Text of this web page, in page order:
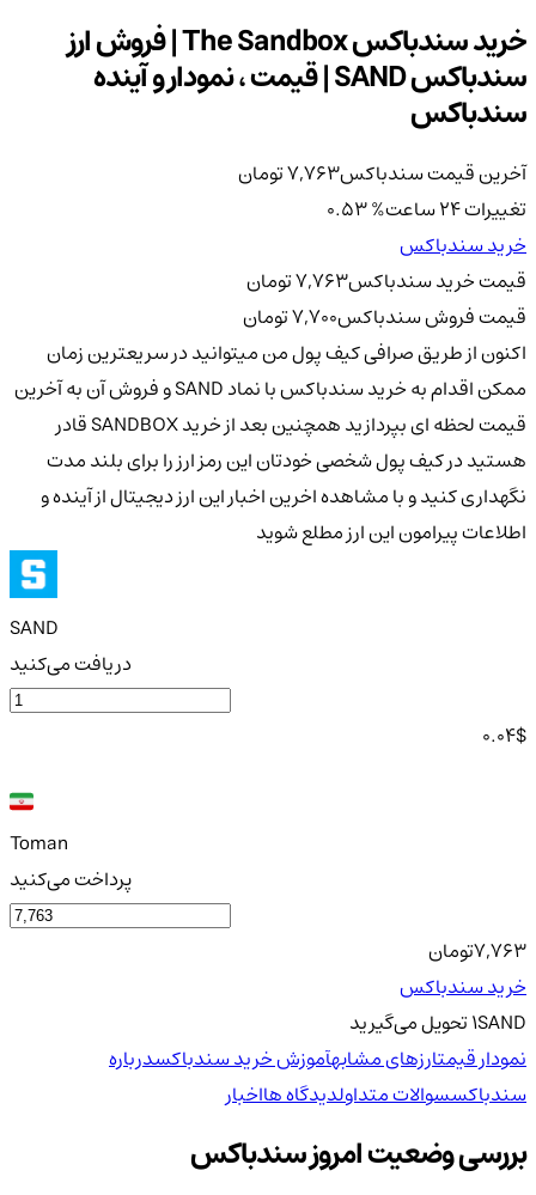
خرید سندباکس The Sandbox | فروش ارز
سندباکس SAND | قیمت ، نمودار و آینده
سندباکس
آخرین قیمت سندباکس7,763تومان
تغییرات 24 ساعت
0.53%
خرید سندباکس
قیمت خرید سندباکس7,763تومان
قیمت فروش سندباکس7,700تومان
اکنون از طریق صرافی کیف پول من میتوانید در سریعترین زمان
ممکن اقدام به خرید سندباکس با نماد SAND و فروش آن به آخرین
قیمت لحظه ای بپردازید همچنین بعد از خرید SANDBOX قادر
هستید در کیف پول شخصی خودتان این رمز ارز را برای بلند مدت
نگهداری کنید و با مشاهده اخرین اخبار این ارز دیجیتال از آینده و
اطلاعات پیرامون این ارز مطلع شوید
SAND
دریافت می‌کنید
0.04$
Toman
پرداخت می‌کنید
7,763تومان
خرید سندباکس
1SANDتحویلمی‌گیرید
نمودار قیمتارزهای مشابهآموزش خرید سندباکسدرباره
سندباکسسوالات متداولدیدگاه هااخبار
بررسی وضعیت امروز سندباکس